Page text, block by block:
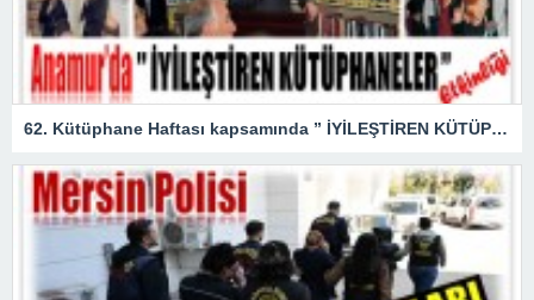
62. Kütüphane Haftası kapsamında ” İYİLEŞTİREN KÜTÜPHANELER ” etkinliği düzenlendi.